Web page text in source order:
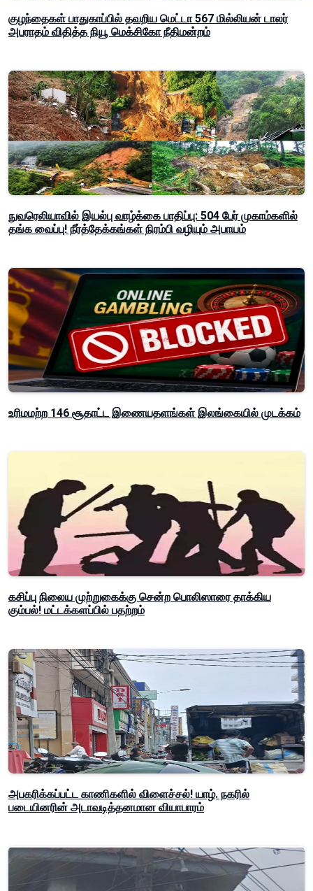
குழந்தைகள் பாதுகாப்பில் தவறிய மெட்டா 567 மில்லியன் டாலர்
அபராதம் விதித்த நியூ மெக்சிகோ நீதிமன்றம்
நுவரெலியாவில் இயல்பு வாழ்க்கை பாதிப்பு: 504 பேர் முகாம்களில்
தங்க வைப்பு! நீர்த்தேக்கங்கள் நிரம்பி வழியும் அபாயம்
உரிமமற்ற 146 சூதாட்ட இணையதளங்கள் இலங்கையில் முடக்கம்
கசிப்பு நிலைய முற்றுகைக்கு சென்ற பொலிஸாரை தாக்கிய
கும்பல்! மட்டக்களப்பில் பதற்றம்
அபகரிக்கப்பட்ட காணிகளில் விளைச்சல்! யாழ். நகரில்
படையினரின் அடாவடித்தனமான வியாபாரம்